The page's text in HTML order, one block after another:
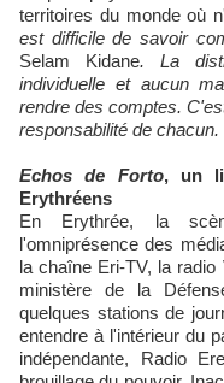
territoires du monde où
est difficile de savoir
Selam Kidane. La
individuelle et aucun
rendre des comptes.
responsabilité de chacun.
Echos de Forto, un
Erythréens
En Erythrée, la
l'omniprésence des
la chaîne Eri-TV, la
ministère de la
quelques stations de
entendre à l'intérieur du
indépendante, Radio